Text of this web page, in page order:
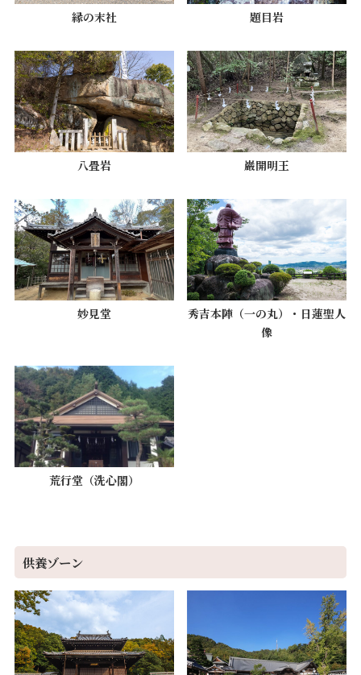
縁の末社 題目岩
八畳岩 巌開明王
妙見堂
秀吉本陣（一の丸）・日蓮聖人
像
荒行堂（洗心閣）
供養ゾーン